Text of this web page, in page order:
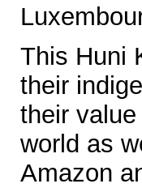
This Huni
their
their
world as
Amazon